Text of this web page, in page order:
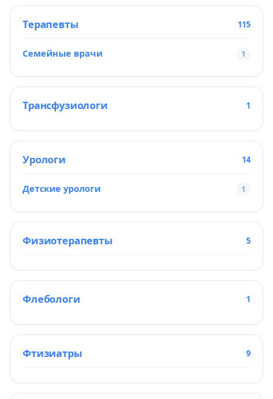
Терапевты 115
Семейные врачи 1
Трансфузиологи 1
Урологи 14
Детские урологи 1
Физиотерапевты 5
Флебологи 1
Фтизиатры 9